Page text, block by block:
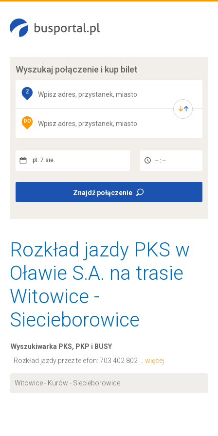
Wyszukaj połączenie i kup bilet
Z
DO
pt. 7 sie. -- : --
Znajdź połączenie
Rozkład jazdy PKS w
Oławie S.A. na trasie
Witowice -
Siecieborowice
Wyszukiwarka PKS, PKP i BUSY
Rozkład jazdy przez telefon: 703 402 802 ... więcej
Witowice - Kurów - Siecieborowice